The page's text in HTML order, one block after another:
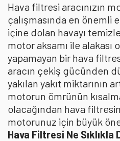
Hava filtresi aracınızın
çalışmasında en önemli
içine dolan havayı
motor aksamı ile
yapamayan bir hava
aracın çekiş gücünden
yakılan yakıt miktarının
motorun ömrünün
olacağından hava
motorunuz için büyük
Hava Filtresi Ne Sıklıkla